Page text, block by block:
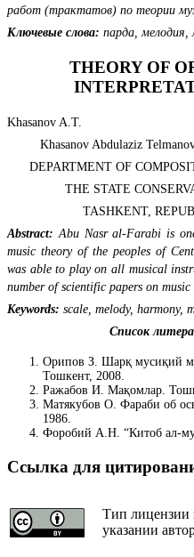
работ (трактатов) по теории
Ключевые слова: парда, мелодия,
THEORY OF
Khasanov A.Т.
Khasanov Abdulaziz
DEPARTMENT OF
THE STATE
TASHKENT,
Abstract: Abu Nasr al-Farabi is
music theory of the peoples of
was able to play on all musical
number of scientific papers on music
Keywords: scale, melody, harmony,
Список
Орипов З. Шарқ мусиқий
Тошкент, 2008.
Ражабов И. Мақомлар.
Матякубов О. Фараби об
1986.
Форобий А.Н. “Китоб ал-
Ссылка для
Тип лицензии
указании